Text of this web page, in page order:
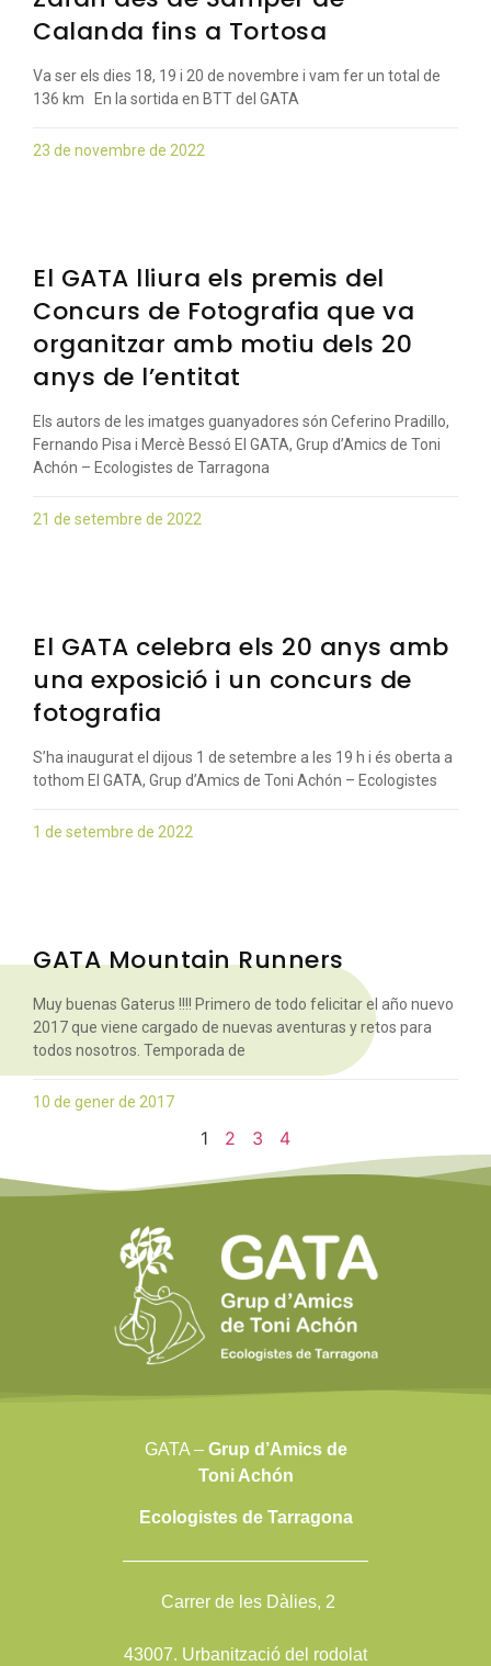
Calanda fins a Tortosa
Va ser els dies 18, 19 i 20 de novembre i vam fer un total de
136 km En la sortida en BTT del GATA
23 de novembre de 2022
El GATA lliura els premis del
Concurs de Fotografia que va
organitzar amb motiu dels 20
anys de l’entitat
Els autors de les imatges guanyadores són Ceferino Pradillo,
Fernando Pisa i Mercè Bessó El GATA, Grup d’Amics de Toni
Achón – Ecologistes de Tarragona
21 de setembre de 2022
El GATA celebra els 20 anys amb
una exposició i un concurs de
fotografia
S’ha inaugurat el dijous 1 de setembre a les 19 h i és oberta a
tothom El GATA, Grup d’Amics de Toni Achón – Ecologistes
1 de setembre de 2022
GATA Mountain Runners
Muy buenas Gaterus !!!! Primero de todo felicitar el año nuevo
2017 que viene cargado de nuevas aventuras y retos para
todos nosotros. Temporada de
10 de gener de 2017
1 2 3 4
GATA – Grup d’Amics de
Toni Achón
Ecologistes de Tarragona
——————————————
Carrer de les Dàlies, 2
43007. Urbanització del rodolat